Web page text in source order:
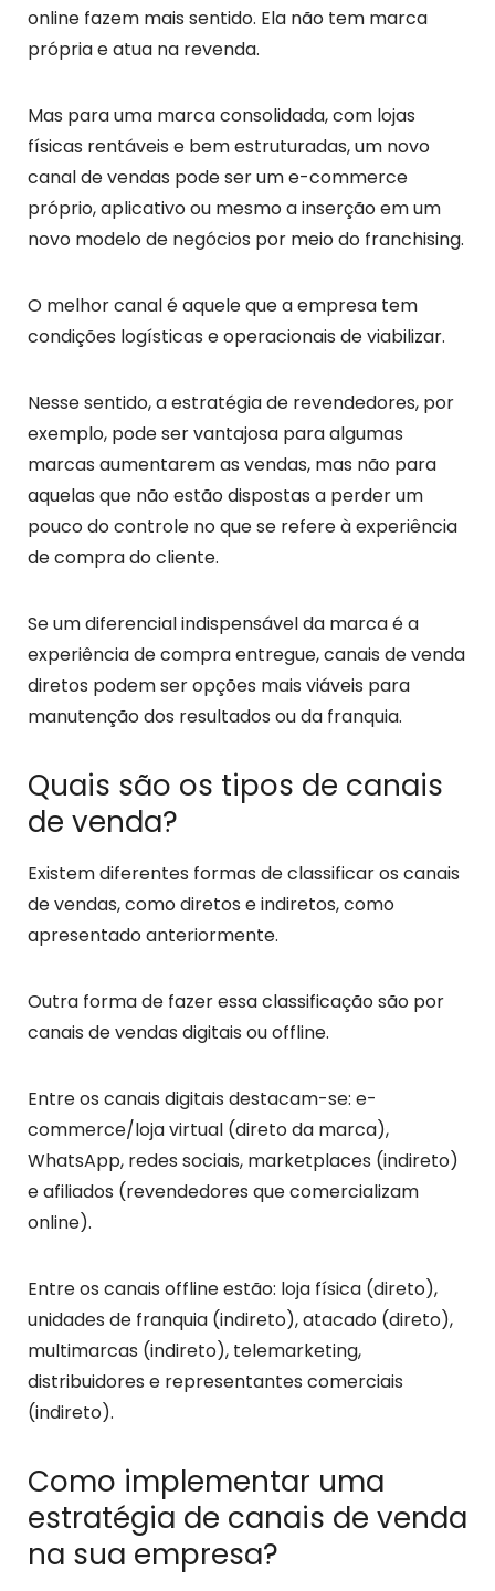
online fazem mais sentido. Ela não tem marca
própria e atua na revenda.
Mas para uma marca consolidada, com lojas
físicas rentáveis e bem estruturadas, um novo
canal de vendas pode ser um e-commerce
próprio, aplicativo ou mesmo a inserção em um
novo modelo de negócios por meio do franchising.
O melhor canal é aquele que a empresa tem
condições logísticas e operacionais de viabilizar.
Nesse sentido, a estratégia de revendedores, por
exemplo, pode ser vantajosa para algumas
marcas aumentarem as vendas, mas não para
aquelas que não estão dispostas a perder um
pouco do controle no que se refere à experiência
de compra do cliente.
Se um diferencial indispensável da marca é a
experiência de compra entregue, canais de venda
diretos podem ser opções mais viáveis para
manutenção dos resultados ou da franquia.
Quais são os tipos de canais
de venda?
Existem diferentes formas de classificar os canais
de vendas, como diretos e indiretos, como
apresentado anteriormente.
Outra forma de fazer essa classificação são por
canais de vendas digitais ou offline.
Entre os canais digitais destacam-se: e-
commerce/loja virtual (direto da marca),
WhatsApp, redes sociais, marketplaces (indireto)
e afiliados (revendedores que comercializam
online).
Entre os canais offline estão: loja física (direto),
unidades de franquia (indireto), atacado (direto),
multimarcas (indireto), telemarketing,
distribuidores e representantes comerciais
(indireto).
Como implementar uma
estratégia de canais de venda
na sua empresa?